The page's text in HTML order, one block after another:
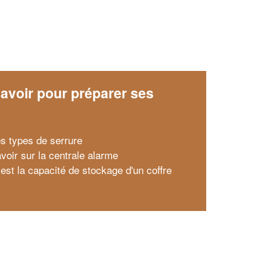
pour préparer ses
types de serrure
sur la centrale alarme
la capacité de stockage d'un coffre